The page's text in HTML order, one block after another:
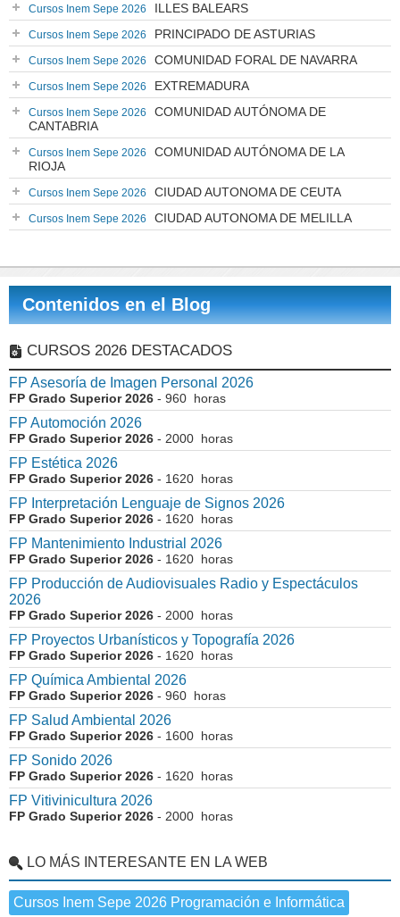
Cursos Inem Sepe 2026 ILLES BALEARS
Cursos Inem Sepe 2026 PRINCIPADO DE ASTURIAS
Cursos Inem Sepe 2026 COMUNIDAD FORAL DE NAVARRA
Cursos Inem Sepe 2026 EXTREMADURA
Cursos Inem Sepe 2026
COMUNIDAD AUTÓNOMA DE
CANTABRIA
Cursos Inem Sepe 2026
COMUNIDAD AUTÓNOMA DE LA
RIOJA
Cursos Inem Sepe 2026 CIUDAD AUTONOMA DE CEUTA
Cursos Inem Sepe 2026 CIUDAD AUTONOMA DE MELILLA
Contenidos en el Blog
CURSOS 2026 DESTACADOS
FP Asesoría de Imagen Personal 2026
FP Grado Superior 2026 - 960 horas
FP Automoción 2026
FP Grado Superior 2026 - 2000 horas
FP Estética 2026
FP Grado Superior 2026 - 1620 horas
FP Interpretación Lenguaje de Signos 2026
FP Grado Superior 2026 - 1620 horas
FP Mantenimiento Industrial 2026
FP Grado Superior 2026 - 1620 horas
FP Producción de Audiovisuales Radio y Espectáculos
2026
FP Grado Superior 2026 - 2000 horas
FP Proyectos Urbanísticos y Topografía 2026
FP Grado Superior 2026 - 1620 horas
FP Química Ambiental 2026
FP Grado Superior 2026 - 960 horas
FP Salud Ambiental 2026
FP Grado Superior 2026 - 1600 horas
FP Sonido 2026
FP Grado Superior 2026 - 1620 horas
FP Vitivinicultura 2026
FP Grado Superior 2026 - 2000 horas
LO MÁS INTERESANTE EN LA WEB
Cursos Inem Sepe 2026 Programación e Informática